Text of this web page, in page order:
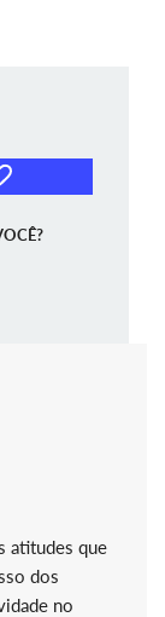
atitudes que
dos
no